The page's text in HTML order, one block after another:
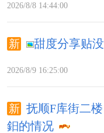
2026/8/8 14:44:00
甜度分享贴
2026/8/9 16:25:00
抚顺F库街二
鈤的情况